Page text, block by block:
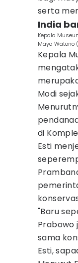
serta
India
Kepala
Maya Watono
Kepala
Modi
di
Esti
"Baru
Prabowo
sama
Esti,